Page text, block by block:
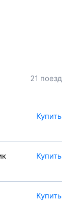
21 поезд
Купить
Купить
Купить